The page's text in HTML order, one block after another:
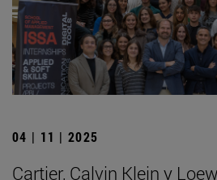
04 | 11 | 2025
Cartier, Calvin Klein y